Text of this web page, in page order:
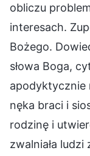
obliczu
interesach.
Bożego.
słowa Boga,
apodyktycznie
nęka braci i
rodzinę i
zwalniała